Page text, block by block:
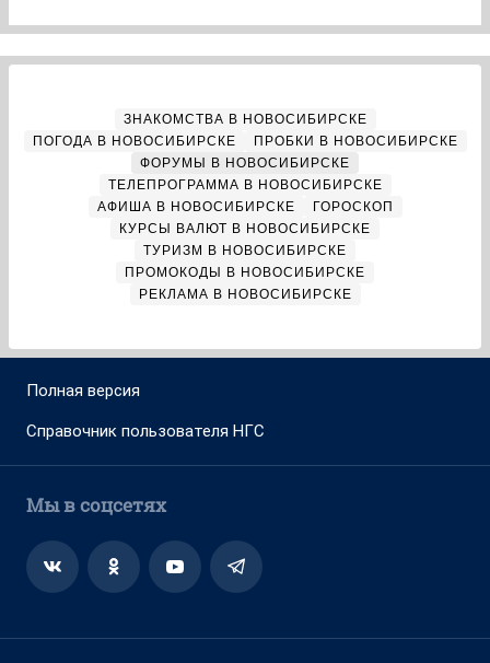
ЗНАКОМСТВА В НОВОСИБИРСКЕ
ПОГОДА В НОВОСИБИРСКЕ
ПРОБКИ В НОВОСИБИРСКЕ
ФОРУМЫ В НОВОСИБИРСКЕ
ТЕЛЕПРОГРАММА В НОВОСИБИРСКЕ
АФИША В НОВОСИБИРСКЕ
ГОРОСКОП
КУРСЫ ВАЛЮТ В НОВОСИБИРСКЕ
ТУРИЗМ В НОВОСИБИРСКЕ
ПРОМОКОДЫ В НОВОСИБИРСКЕ
РЕКЛАМА В НОВОСИБИРСКЕ
Полная версия
Справочник пользователя НГС
Мы в соцсетях